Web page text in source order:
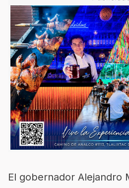
El gobernador Alejandro